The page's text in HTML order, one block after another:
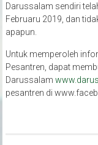
Darussalam sendiri
Februaru 2019, dan
apapun.
Untuk memperoleh
Pesantren, dapat
Darussalam
pesantren di